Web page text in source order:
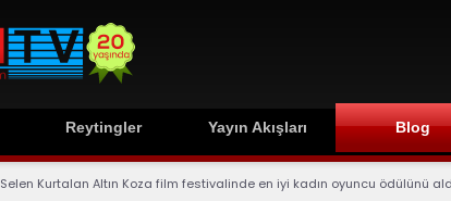
Reytingler Yayın Akışları Blog
Selen Kurtalan Altın Koza film festivalinde en iyi kadın oyuncu ödülünü